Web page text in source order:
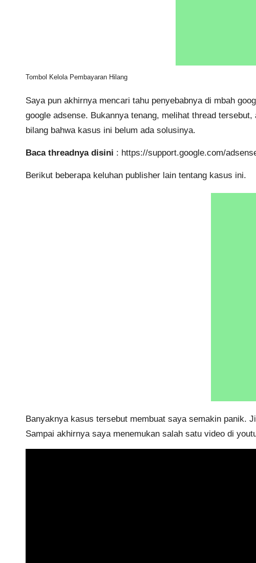
Tombol Kelola Pembayaran Hilang
Saya pun akhirnya mencari tahu penyebabnya di mbah
google adsense. Bukannya tenang, melihat thread
bilang bahwa kasus ini belum ada solusinya.
Baca threadnya disini : https://support.google.com/
Berikut beberapa keluhan publisher lain tentang kasus ini.
Banyaknya kasus tersebut membuat saya semakin panik.
Sampai akhirnya saya menemukan salah satu video di